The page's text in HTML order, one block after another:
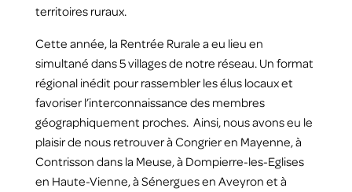
territoires ruraux.
Cette année, la Rentrée Rurale a eu lieu en
simultané dans 5 villages de notre réseau. Un format
régional inédit pour rassembler les élus locaux et
favoriser l’interconnaissance des membres
géographiquement proches. Ainsi, nous avons eu le
plaisir de nous retrouver à Congrier en Mayenne, à
Contrisson dans la Meuse, à Dompierre-les-Eglises
en Haute-Vienne, à Sénergues en Aveyron et à